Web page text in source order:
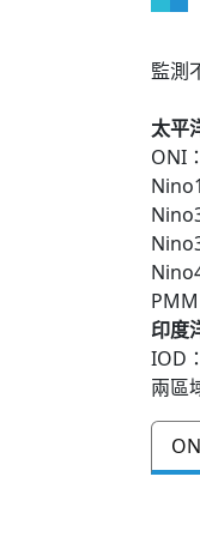
監測
太平
ONI
印度
IOD
兩區